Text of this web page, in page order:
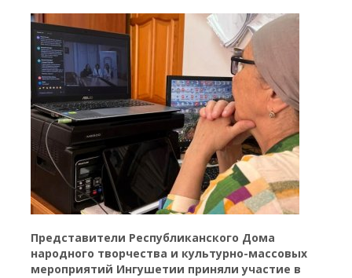
Представители Республиканского Дома
народного творчества и культурно-массовых
мероприятий Ингушетии приняли участие в